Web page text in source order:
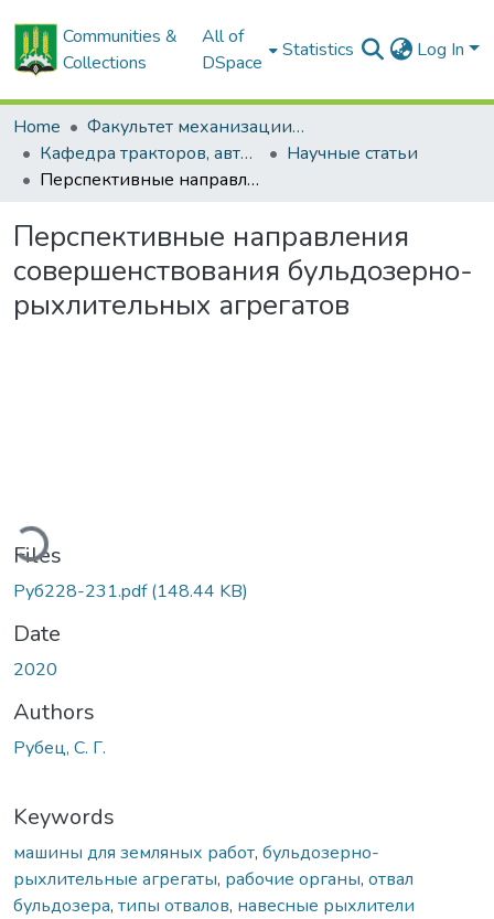
Communities &
Collections
All of
DSpace
Statistics Log In
Home
Факультет механизации сельского хозяйства
Кафедра тракторов, автомобилей и машин для природообустройства
Научные статьи
Перспективные направления совершенствования бульдозерно-рыхлительных агрегатов
Перспективные направления
совершенствования бульдозерно-
рыхлительных агрегатов
Files
Руб228-231.pdf(148.44 KB)
Date
2020
Authors
Рубец, С. Г.
Keywords
машины для земляных работ, бульдозерно-
рыхлительные агрегаты, рабочие органы, отвал
бульдозера, типы отвалов, навесные рыхлители